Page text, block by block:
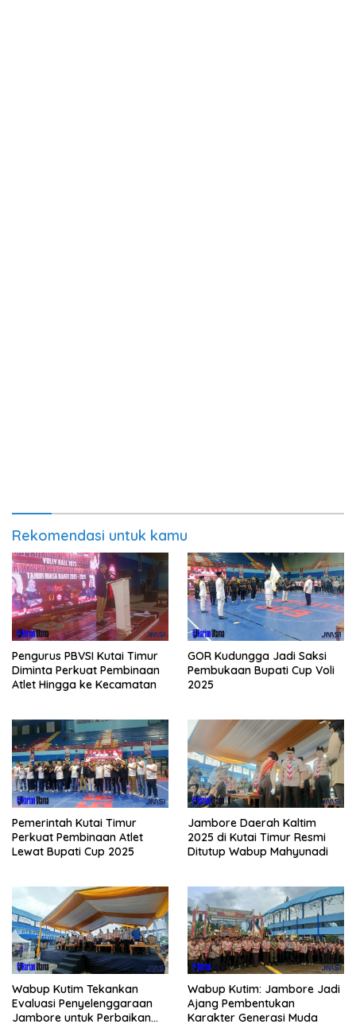
Rekomendasi untuk kamu
Pengurus PBVSI Kutai Timur
Diminta Perkuat Pembinaan
Atlet Hingga ke Kecamatan
GOR Kudungga Jadi Saksi
Pembukaan Bupati Cup Voli
2025
Pemerintah Kutai Timur
Perkuat Pembinaan Atlet
Lewat Bupati Cup 2025
Jambore Daerah Kaltim
2025 di Kutai Timur Resmi
Ditutup Wabup Mahyunadi
Wabup Kutim Tekankan
Evaluasi Penyelenggaraan
Jambore untuk Perbaikan
Wabup Kutim: Jambore Jadi
Ajang Pembentukan
Karakter Generasi Muda